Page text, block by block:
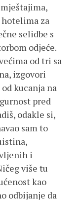
za
selidbe s
odjeće.
od tri sa
izgovori
kucanja na
pred
odakle si,
sam to
i
više tu
kao
odbijanje da